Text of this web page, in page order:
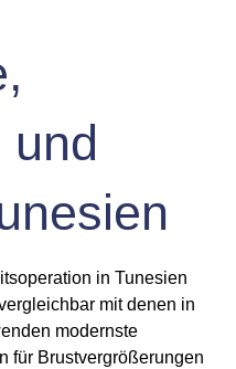
und
in Tunesien
mit denen in
modernste
für Brustvergrößerungen